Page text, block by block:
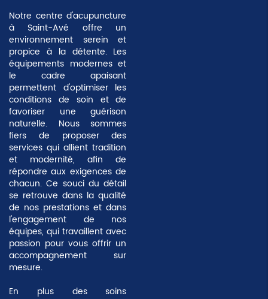
Notre centre d'acupuncture
à Saint-Avé offre un
environnement serein et
propice à la détente. Les
équipements modernes et
le cadre apaisant
permettent d'optimiser les
conditions de soin et de
favoriser une guérison
naturelle. Nous sommes
fiers de proposer des
services qui allienttradition
et modernité, afin de
répondre aux exigences de
chacun. Ce souci du détail
se retrouve dans la qualité
de nos prestations et dans
l'engagement de nos
équipes, qui travaillent avec
passion pour vous offrir un
accompagnement sur
mesure.
En plus des soins